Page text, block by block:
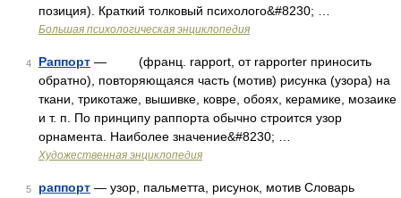
позиция). Краткий толковый психолого&#8230; …
Большая психологическая энциклопедия
4 Раппорт — (франц. rapport, от rapporter приносить
обратно), повторяющаяся часть (мотив) рисунка (узора) на
ткани, трикотаже, вышивке, ковре, обоях, керамике, мозаике
и т. п. По принципу раппорта обычно строится узор
орнамента. Наиболее значение&#8230; …
Художественная энциклопедия
5 раппорт — узор, пальметта, рисунок, мотив Словарь